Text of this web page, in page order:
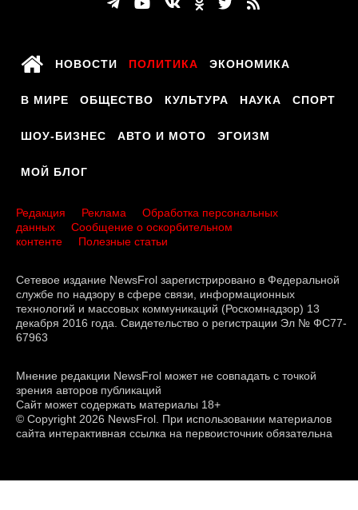
НОВОСТИ ПОЛИТИКА ЭКОНОМИКА
В МИРЕ ОБЩЕСТВО КУЛЬТУРА НАУКА СПОРТ
ШОУ-БИЗНЕС АВТО И МОТО ЭГОИЗМ
МОЙ БЛОГ
Редакция Реклама
Обработка персональных
данных
Сообщение о оскорбительном
контенте
Полезные статьи
Сетевое издание NewsFrol зарегистрировано в Федеральной
службе по надзору в сфере связи, информационных
технологий и массовых коммуникаций (Роскомнадзор) 13
декабря 2016 года. Свидетельство о регистрации Эл № ФС77-
67963
Мнение редакции NewsFrol может не совпадать с точкой
зрения авторов публикаций
Сайт может содержать материалы 18+
© Copyright 2026 NewsFrol. При использовании материалов
сайта интерактивная ссылка на первоисточник обязательна